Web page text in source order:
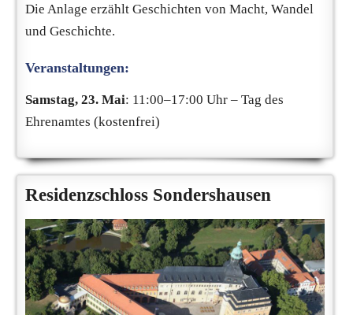
Die Anlage erzählt Geschichten von Macht, Wandel
und Geschichte.
Veranstaltungen:
Samstag, 23. Mai: 11:00–17:00 Uhr – Tag des
Ehrenamtes (kostenfrei)
Residenzschloss Sondershausen